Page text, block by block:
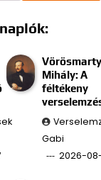
Vörösmarty
Mihály: A
féltékeny
Gabi
2026-